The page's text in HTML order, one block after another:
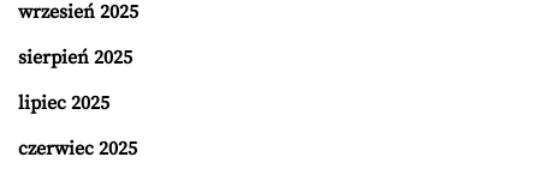
wrzesień 2025
sierpień 2025
lipiec 2025
czerwiec 2025